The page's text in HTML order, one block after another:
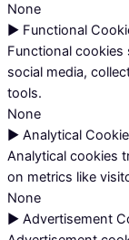
None
► Functional
Functional
social media,
tools.
None
► Analytical
Analytical cookies
on metrics like
None
► Advertisement